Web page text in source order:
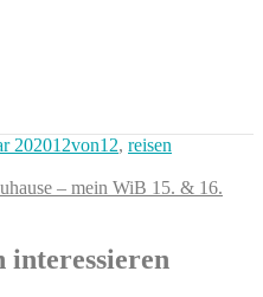
2020Kategorien
12von12, reisen
– mein WiB 15. & 16.
interessieren